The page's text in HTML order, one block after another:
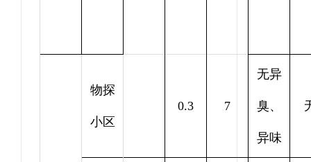
物探
小区
0.3 7
无异
臭、
异味